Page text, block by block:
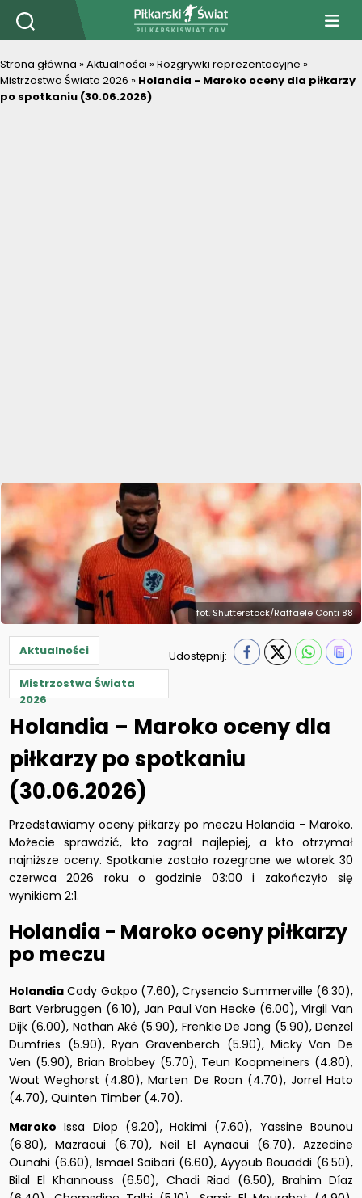
PiłkarskiSwiat.com
Strona główna »Aktualności »Rozgrywki reprezentacyjne »
Mistrzostwa Świata 2026 » Holandia - Maroko oceny dla piłkarzy
po spotkaniu (30.06.2026)
fot. Shutterstock/Raffaele Conti 88
Aktualności
Mistrzostwa Świata
2026
Udostępnij:
Holandia – Maroko oceny dla
piłkarzy po spotkaniu
(30.06.2026)
Przedstawiamy oceny piłkarzy po meczu Holandia - Maroko.
Możecie sprawdzić, kto zagrał najlepiej, a kto otrzymał
najniższe oceny. Spotkanie zostało rozegrane we wtorek 30
czerwca 2026 roku o godzinie 03:00 i zakończyło się
wynikiem 2:1.
Holandia - Maroko oceny piłkarzy
po meczu
Holandia Cody Gakpo (7.60), Crysencio Summerville (6.30),
Bart Verbruggen (6.10), Jan Paul Van Hecke (6.00), Virgil Van
Dijk (6.00), Nathan Aké (5.90), Frenkie De Jong (5.90), Denzel
Dumfries (5.90), Ryan Gravenberch (5.90), Micky Van De
Ven (5.90), Brian Brobbey (5.70), Teun Koopmeiners (4.80),
Wout Weghorst (4.80), Marten De Roon (4.70), Jorrel Hato
(4.70), Quinten Timber (4.70).
Maroko Issa Diop (9.20), Hakimi (7.60), Yassine Bounou
(6.80), Mazraoui (6.70), Neil El Aynaoui (6.70), Azzedine
Ounahi (6.60), Ismael Saibari (6.60), Ayyoub Bouaddi (6.50),
Bilal El Khannouss (6.50), Chadi Riad (6.50), Brahim Díaz